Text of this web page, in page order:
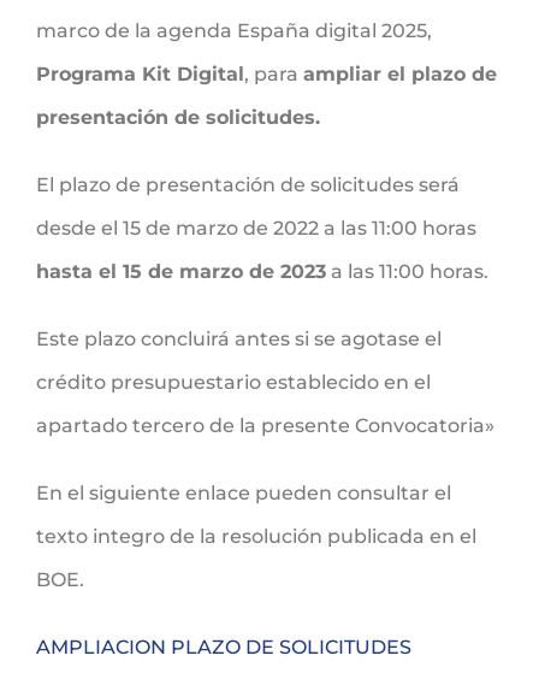
marco de la agenda España digital 2025,
Programa Kit Digital, para ampliar el plazo de
presentación de solicitudes.
El plazo de presentación de solicitudes será
desde el 15 de marzo de 2022 a las 11:00 horas
hasta el 15 de marzo de 2023 a las 11:00 horas.
Este plazo concluirá antes si se agotase el
crédito presupuestario establecido en el
apartado tercero de la presente Convocatoria»
En el siguiente enlace pueden consultar el
texto integro de la resolución publicada en el
BOE.
AMPLIACION PLAZO DE SOLICITUDES